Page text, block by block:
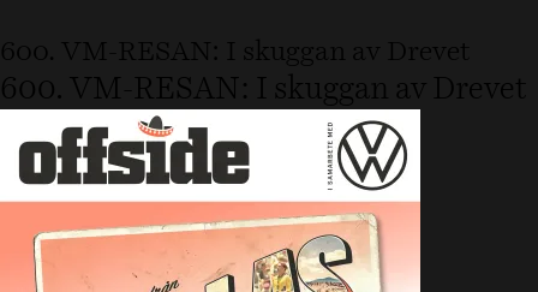
600. VM-RESAN: I skuggan av Drevet
600. VM-RESAN: I skuggan av Drevet